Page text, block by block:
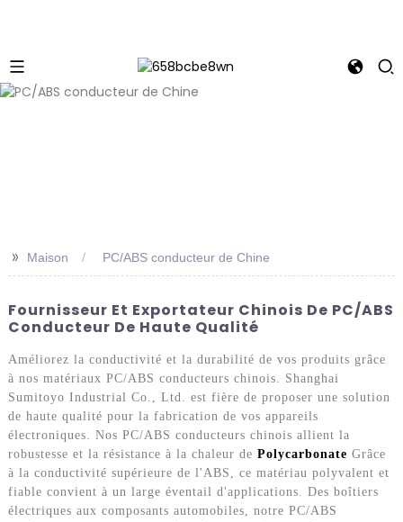
>> Maison PC/ABS conducteur de Chine
Fournisseur Et Exportateur Chinois De PC/ABS
Conducteur De Haute Qualité
Améliorez la conductivité et la durabilité de vos produits grâce
à nos matériaux PC/ABS conducteurs chinois. Shanghai
Sumitoyo Industrial Co., Ltd. est fière de proposer une solution
de haute qualité pour la fabrication de vos appareils
électroniques. Nos PC/ABS conducteurs chinois allient la
robustesse et la résistance à la chaleur de Polycarbonate Grâce
à la conductivité supérieure de l'ABS, ce matériau polyvalent et
fiable convient à un large éventail d'applications. Des boîtiers
électriques aux composants automobiles, notre PC/ABS